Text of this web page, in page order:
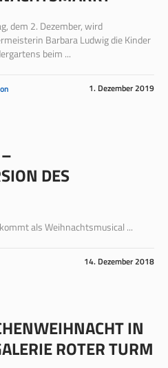
dem 2. Dezember, wird
Barbara Ludwig die Kinder
beim ...
1. Dezember 2019
DES
als Weihnachtsmusical ...
14. Dezember 2018
IN
ROTER TURM